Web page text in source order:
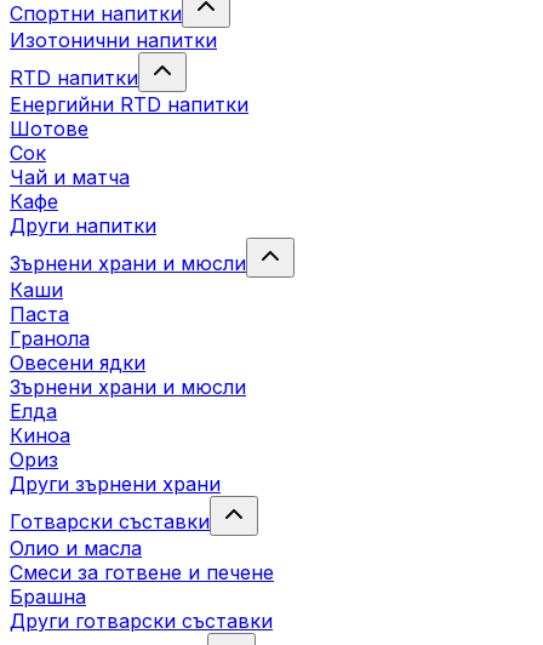
Спортни напитки
Изотонични напитки
RTD напитки
Енергийни RTD напитки
Шотове
Сок
Чай и матча
Кафе
Други напитки
Зърнени храни и мюсли
Каши
Паста
Гранола
Овесени ядки
Зърнени храни и мюсли
Елда
Киноа
Ориз
Други зърнени храни
Готварски съставки
Олио и масла
Смеси за готвене и печене
Брашна
Други готварски съставки